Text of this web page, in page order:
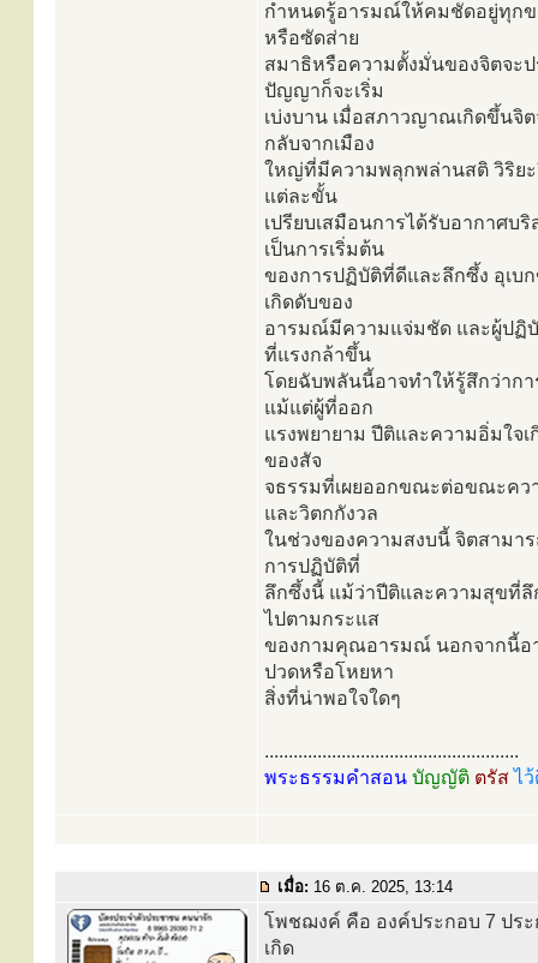
กำหนดรู้อารมณ์ให้คมชัดอยู่ทุกข
หรือซัดส่าย
สมาธิหรือความตั้งมั่นของจิตจะ
ปัญญาก็จะเริ่ม
เบ่งบาน เมื่อสภาวญาณเกิดขึ้นจิ
กลับจากเมือง
ใหญ่ที่มีความพลุกพล่านสติ วิริย
แต่ละขั้น
เปรียบเสมือนการได้รับอากาศบ
เป็นการเริ่มต้น
ของการปฏิบัติที่ดีและลึกซึ้ง อุเ
เกิดดับของ
อารมณ์มีความแจ่มชัด และผู้ปฏิ
ที่แรงกล้าขึ้น
โดยฉับพลันนี้อาจทำให้รู้สึกว่าก
แม้แต่ผู้ที่ออก
แรงพยายาม ปีติและความอิ่มใจ
ของสัจ
จธรรมที่เผยออกขณะต่อขณะคว
และวิตกกังวล
ในช่วงของความสงบนี้ จิตสามา
การปฏิบัติที่
ลึกซึ้งนี้ แม้ว่าปีติและความสุขที่ลึ
ไปตามกระแส
ของกามคุณอารมณ์ นอกจากนี้อ
ปวดหรือโหยหา
สิ่งที่น่าพอใจใดๆ
.....................................................
พระธรรมคำสอน บัญญัติ ตรัสไ
เมื่อ: 16 ต.ค. 2025, 13:14
โพชฌงค์ คือ องค์ประกอบ 7 ปร
เกิด